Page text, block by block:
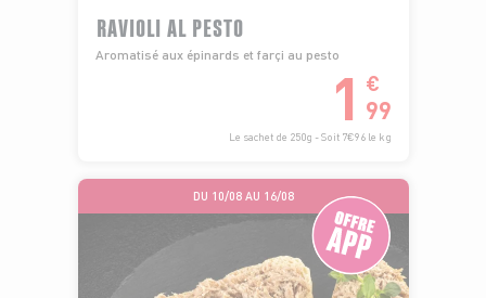
RAVIOLI AL PESTO
Aromatisé aux épinards et farçi au pesto
1 €
99
Le sachet de 250g - Soit 7€96 le kg
DU 10/08 AU 16/08